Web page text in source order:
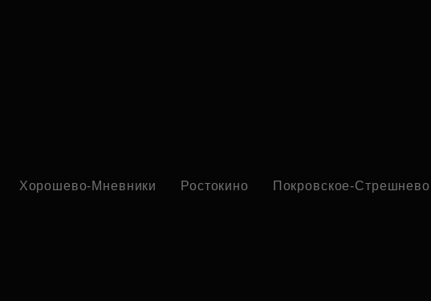
Хорошево-Мневники Ростокино Покровское-Стрешнево